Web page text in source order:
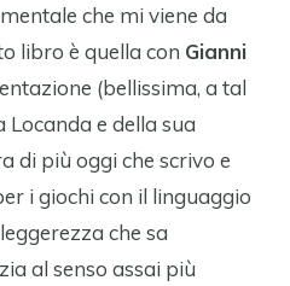
che mi viene da
libro è quella con Gianni
(bellissima, a tal
e della sua
di più oggi che scrivo e
i giochi con il linguaggio
che sa
al senso assai più